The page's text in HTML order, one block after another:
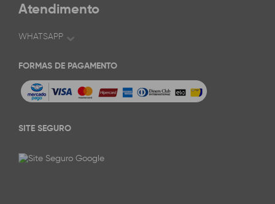
Atendimento
WHATSAPP
FORMAS DE PAGAMENTO
SITE SEGURO